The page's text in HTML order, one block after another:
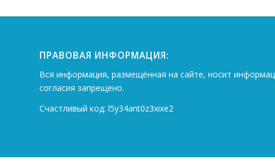
ПРАВОВАЯ ИНФОРМАЦИЯ:
Вся информация, размещённая на сайте, носит
согласия запрещено.
Счастливый код: l5y34ant0z3xixe2